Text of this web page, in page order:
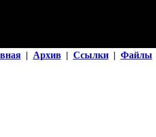
| Архив | Ссылки | Файлы